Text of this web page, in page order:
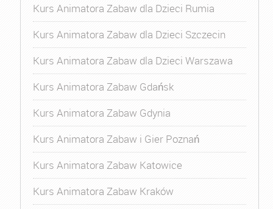
Kurs Animatora Zabaw dla Dzieci Rumia
Kurs Animatora Zabaw dla Dzieci Szczecin
Kurs Animatora Zabaw dla Dzieci Warszawa
Kurs Animatora Zabaw Gdańsk
Kurs Animatora Zabaw Gdynia
Kurs Animatora Zabaw i Gier Poznań
Kurs Animatora Zabaw Katowice
Kurs Animatora Zabaw Kraków